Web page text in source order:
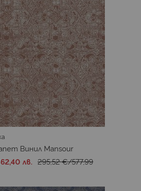
Винил Mansour
лв. 295,52 €/577,99